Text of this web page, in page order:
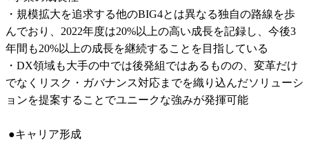
・規模拡大を追求する他のBIG4とは異なる独自の路線を歩
んでおり、2022年度は20%以上の高い成長を記録し、今後3
年間も20%以上の成長を継続することを目指している
・DX領域も大手の中では後発組ではあるものの、変革だけ
でなくリスク・ガバナンス対応までを織り込んだソリューシ
ョンを提案することでユニークな強みが発揮可能